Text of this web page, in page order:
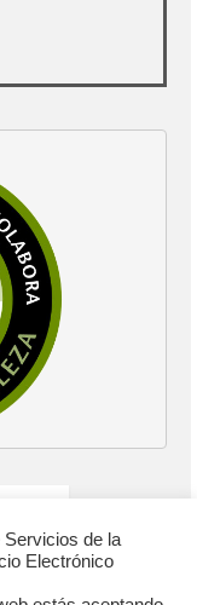
Servicios de la
Electrónico